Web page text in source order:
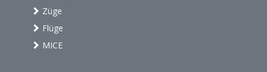
Züge
Flüge
MICE